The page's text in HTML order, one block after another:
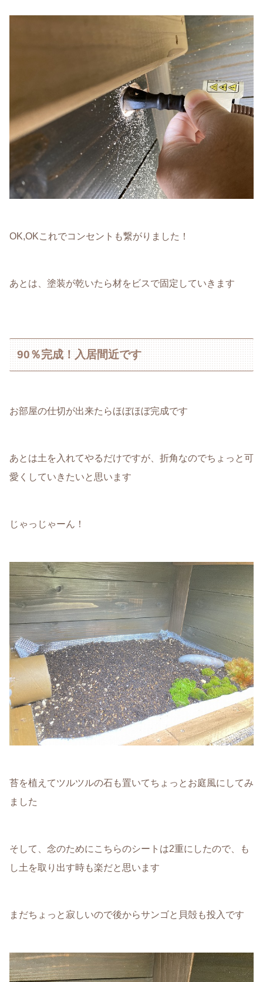
OK,OKこれでコンセントも繋がりました！
あとは、塗装が乾いたら材をビスで固定していきます
90％完成！入居間近です
お部屋の仕切が出来たらほぼほぼ完成です
あとは土を入れてやるだけですが、折角なのでちょっと可
愛くしていきたいと思います
じゃっじゃーん！
苔を植えてツルツルの石も置いてちょっとお庭風にしてみ
ました
そして、念のためにこちらのシートは2重にしたので、も
し土を取り出す時も楽だと思います
まだちょっと寂しいので後からサンゴと貝殻も投入です